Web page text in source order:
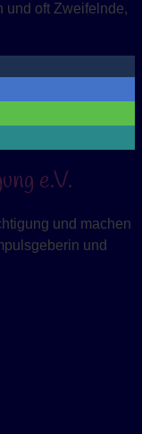
und oft Zweifelnde,
e.V.
und machen
und